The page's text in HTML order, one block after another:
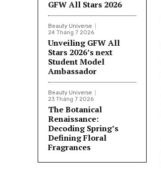
GFW All Stars 2026
Beauty Universe
24 Tháng 7 2026
Unveiling GFW All
Stars 2026’s next
Student Model
Ambassador
Beauty Universe
23 Tháng 7 2026
The Botanical
Renaissance:
Decoding Spring’s
Defining Floral
Fragrances